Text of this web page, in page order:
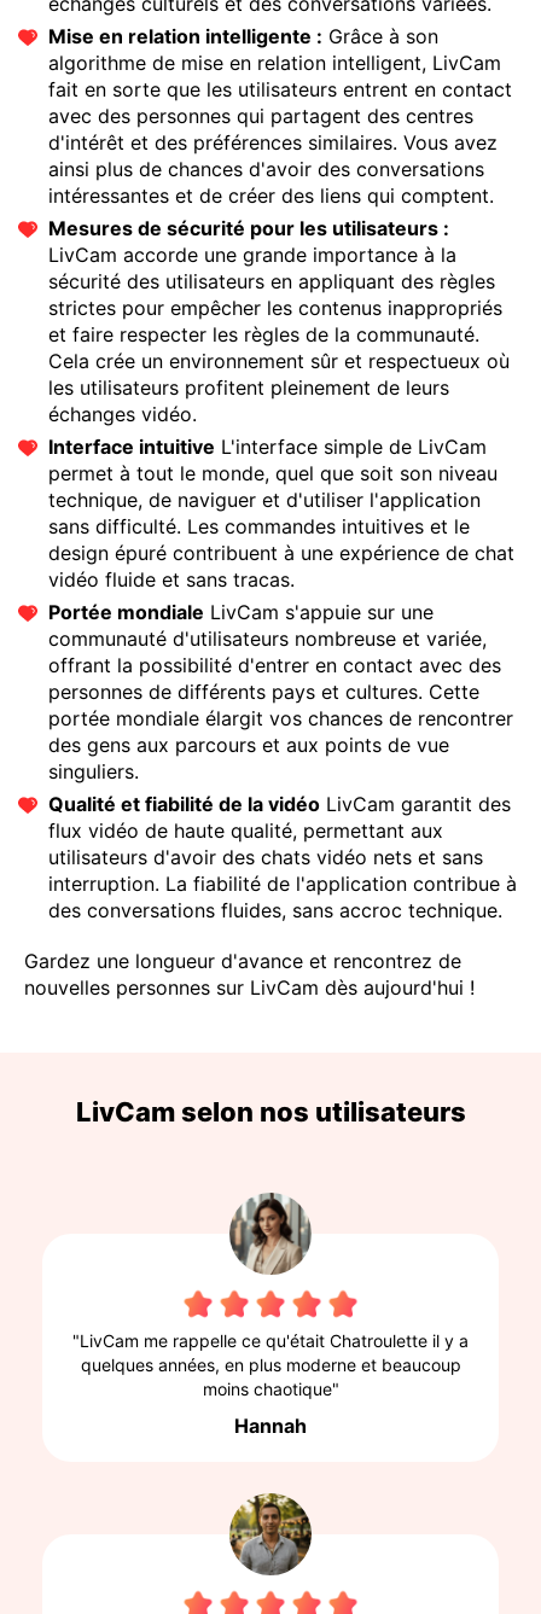
Mise en relation intelligente : Grâce à son
algorithme de mise en relation intelligent, LivCam
fait en sorte que les utilisateurs entrent en contact
avec des personnes qui partagent des centres
d'intérêt et des préférences similaires. Vous avez
ainsi plus de chances d'avoir des conversations
intéressantes et de créer des liens qui comptent.
Mesures de sécurité pour les utilisateurs :
LivCam accorde une grande importance à la
sécurité des utilisateurs en appliquant des règles
strictes pour empêcher les contenus inappropriés
et faire respecter les règles de la communauté.
Cela crée un environnement sûr et respectueux où
les utilisateurs profitent pleinement de leurs
échanges vidéo.
Interface intuitive L'interface simple de LivCam
permet à tout le monde, quel que soit son niveau
technique, de naviguer et d'utiliser l'application
sans difficulté. Les commandes intuitives et le
design épuré contribuent à une expérience de chat
vidéo fluide et sans tracas.
Portée mondiale LivCam s'appuie sur une
communauté d'utilisateurs nombreuse et variée,
offrant la possibilité d'entrer en contact avec des
personnes de différents pays et cultures. Cette
portée mondiale élargit vos chances de rencontrer
des gens aux parcours et aux points de vue
singuliers.
Qualité et fiabilité de la vidéo LivCam garantit des
flux vidéo de haute qualité, permettant aux
utilisateurs d'avoir des chats vidéo nets et sans
interruption. La fiabilité de l'application contribue à
des conversations fluides, sans accroc technique.
Gardez une longueur d'avance et rencontrez de
nouvelles personnes sur LivCam dès aujourd'hui !
LivCam selon nos utilisateurs
"LivCam me rappelle ce qu'était Chatroulette il y a
quelques années, en plus moderne et beaucoup
moins chaotique"
Hannah